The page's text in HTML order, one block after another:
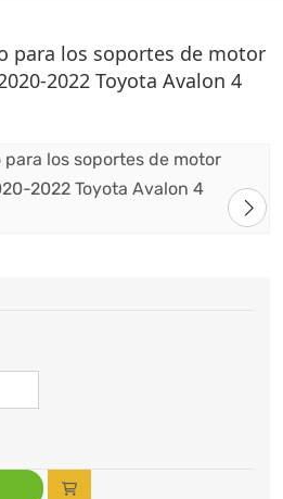
para los soportes de motor
2022 Toyota Avalon 4